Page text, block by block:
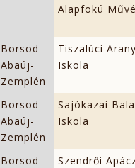
Alapfokú
Borsod-
Abaúj-
Zemplén
Tiszalúci
Iskola
Borsod-
Abaúj-
Zemplén
Sajókazai
Iskola
Borsod-
Szendrői